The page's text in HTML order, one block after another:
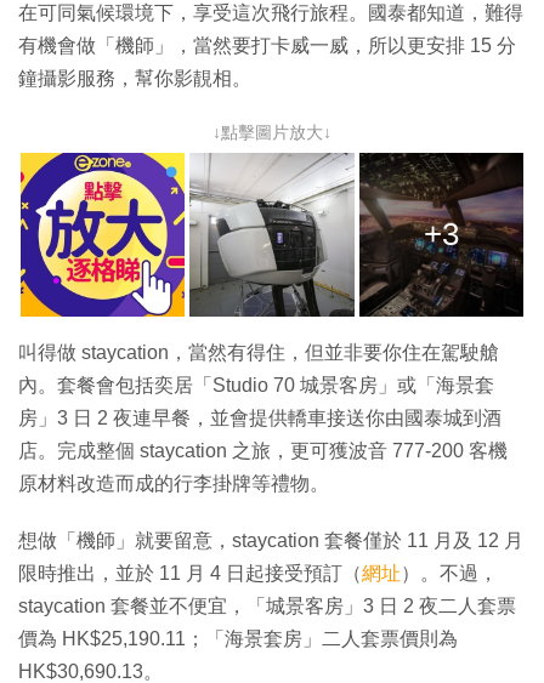
在可同氣候環境下，享受這次飛行旅程。國泰都知道，難得
有機會做「機師」，當然要打卡威一威，所以更安排 15 分
鐘攝影服務，幫你影靚相。
↓點擊圖片放大↓
+3
叫得做 staycation，當然有得住，但並非要你住在駕駛艙
內。套餐會包括奕居「Studio 70 城景客房」或「海景套
房」3 日 2 夜連早餐，並會提供轎車接送你由國泰城到酒
店。完成整個 staycation 之旅，更可獲波音 777-200 客機
原材料改造而成的行李掛牌等禮物。
想做「機師」就要留意，staycation 套餐僅於 11 月及 12 月
限時推出，並於 11 月 4 日起接受預訂（網址）。不過，
staycation 套餐並不便宜，「城景客房」3 日 2 夜二人套票
價為 HK$25,190.11；「海景套房」二人套票價則為
HK$30,690.13。